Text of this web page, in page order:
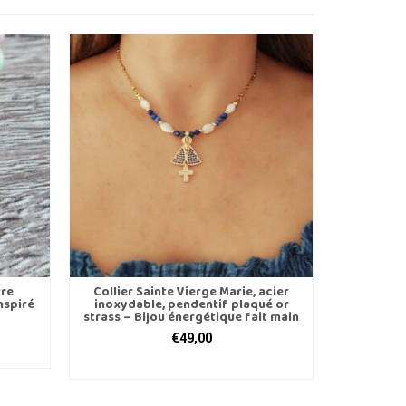
Collier Sainte Vierge Marie, acier
inoxydable, pendentif plaqué or
strass – Bijou énergétique fait main
€49,00